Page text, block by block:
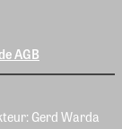
AGB
Gerd Warda